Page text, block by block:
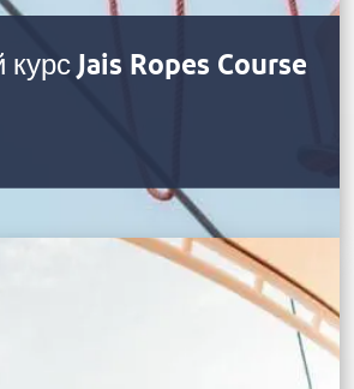
Jais Ropes Course